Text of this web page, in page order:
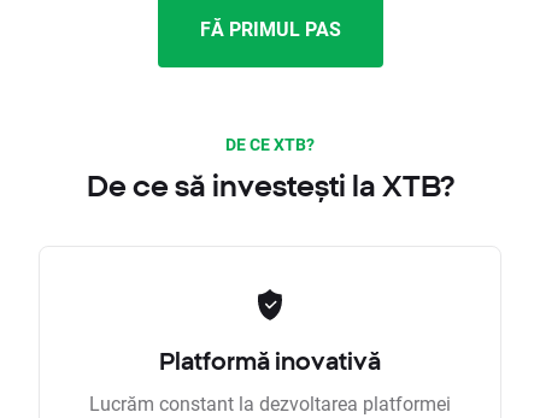
FĂ PRIMUL PAS
DE CE XTB?
De ce să investești la XTB?
Platformă inovativă
Lucrăm constant la dezvoltarea platformei